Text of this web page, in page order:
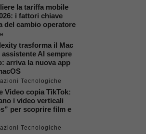
la tariffa mobile
i fattori chiave
del cambio operatore
trasforma il Mac
assistente AI sempre
arriva la nuova app
Tecnologiche
Video copia TikTok:
i video verticali
per scoprire film e
Tecnologiche